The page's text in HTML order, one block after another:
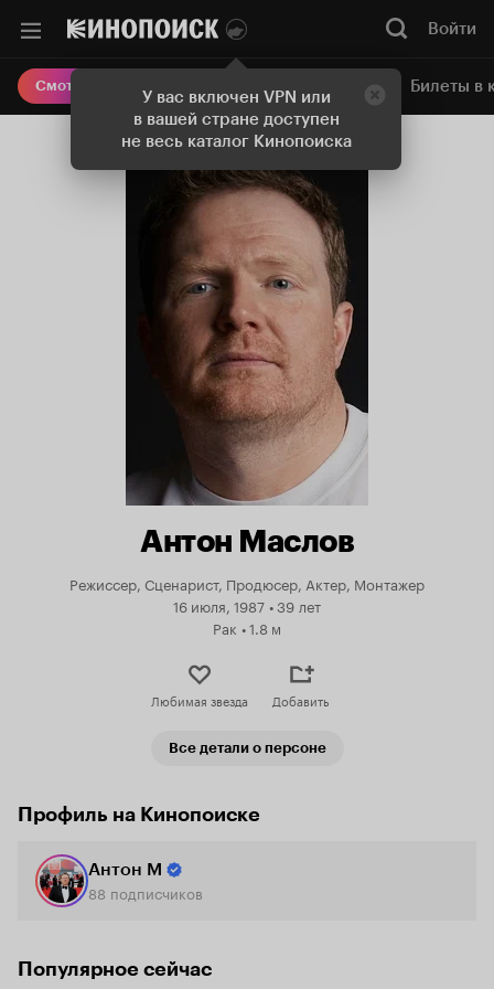
У вас включен VPN или
в вашей стране доступен
не весь каталог Кинопоиска
Войти
Смотреть кино Онлайн-кинотеатр Билеты в
Антон Маслов
Режиссер, Сценарист, Продюсер, Актер, Монтажер
16 июля, 1987 •39 лет
Рак •1.8 м
Любимая звезда Добавить
Все детали о персоне
Профиль на Кинопоиске
Антон М
88 подписчиков
Популярное сейчас